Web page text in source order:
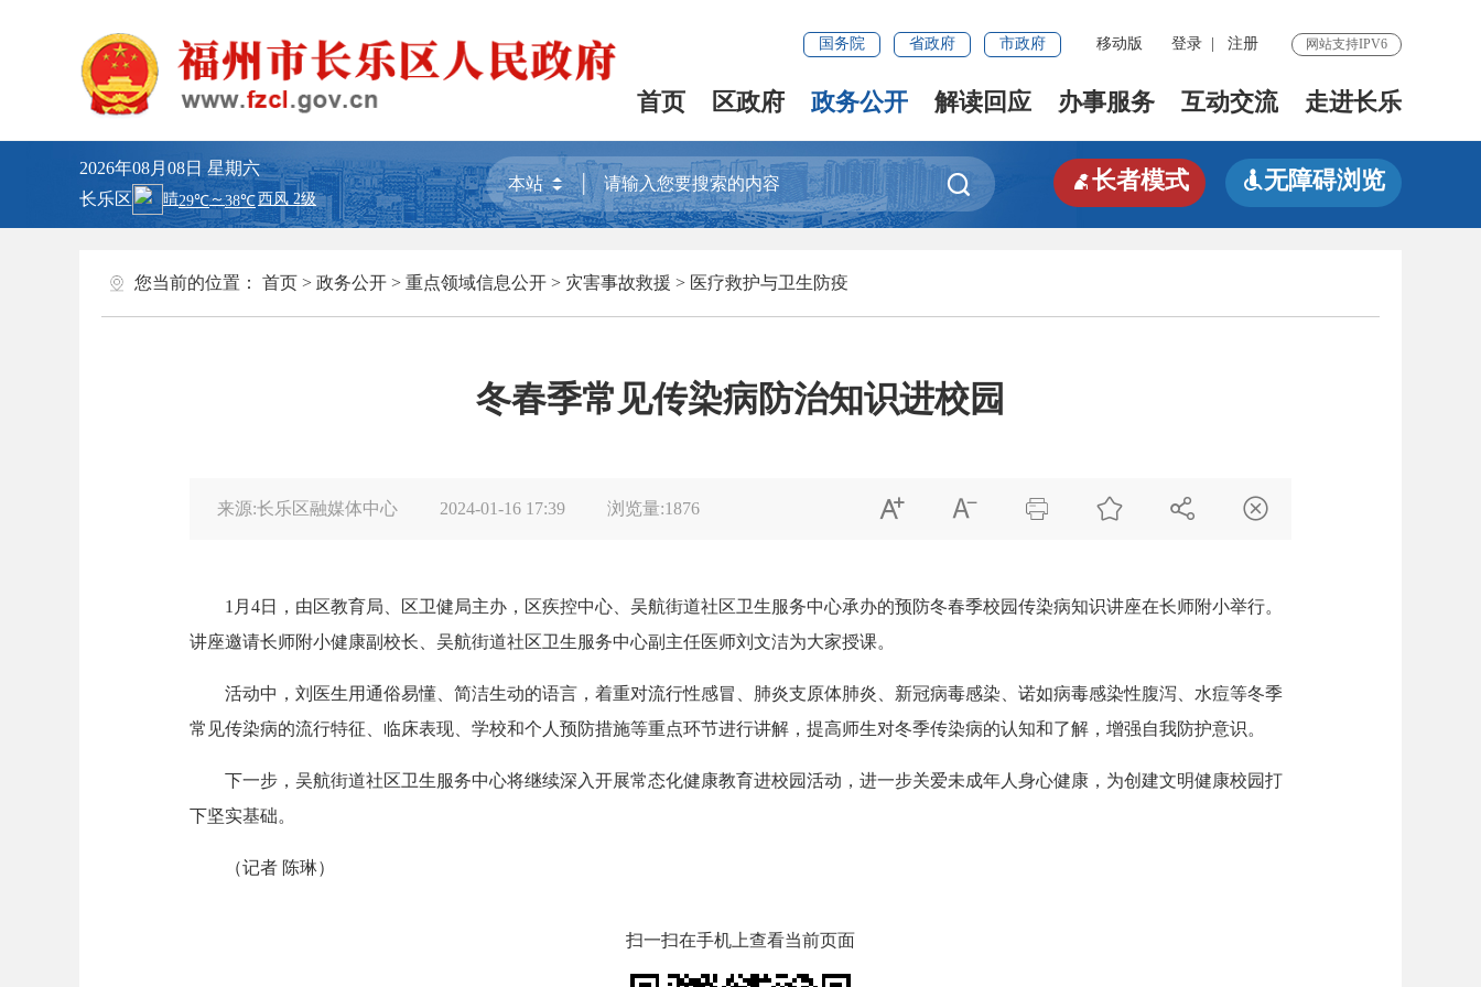
国务院 省政府 市政府 移动版 登录 注册 网站支持IPV6
首页 区政府 政务公开 解读回应 办事服务 互动交流 走进长乐
2026年08月08日 星期六
长乐区
 长者模式 无障碍浏览
您当前的位置： 首页 > 政务公开 > 重点领域信息公开 > 灾害事故救援 > 医疗救护与卫生防疫
冬春季常见传染病防治知识进校园
来源:长乐区融媒体中心 2024-01-16 17:39 浏览量:1876      
1月4日，由区教育局、区卫健局主办，区疾控中心、吴航街道社区卫生服务中心承办的预防冬春季校园传染病知识讲座在长师附小举行。
讲座邀请长师附小健康副校长、吴航街道社区卫生服务中心副主任医师刘文洁为大家授课。
活动中，刘医生用通俗易懂、简洁生动的语言，着重对流行性感冒、肺炎支原体肺炎、新冠病毒感染、诺如病毒感染性腹泻、水痘等冬季
常见传染病的流行特征、临床表现、学校和个人预防措施等重点环节进行讲解，提高师生对冬季传染病的认知和了解，增强自我防护意识。
下一步，吴航街道社区卫生服务中心将继续深入开展常态化健康教育进校园活动，进一步关爱未成年人身心健康，为创建文明健康校园打
下坚实基础。
（记者 陈琳）
扫一扫在手机上查看当前页面